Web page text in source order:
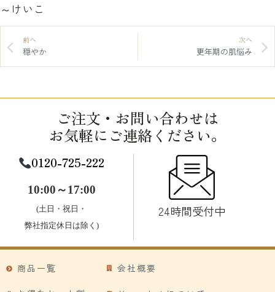
～けいこ
前へ
穏やか
次へ
更年期の肌悩み
ご注文・お問い合わせは
お気軽にご連絡ください。
0120-725-222
10:00～17:00
(土日・祝日・
弊社指定休日は除く)
24時間受付中
商品一覧 会社概要